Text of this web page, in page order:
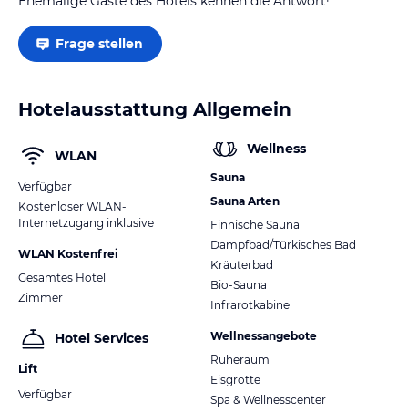
Frage stellen
Hotelausstattung Allgemein
WLAN
Verfügbar
Kostenloser WLAN-
Internetzugang inklusive
WLAN Kostenfrei
Gesamtes Hotel
Zimmer
Hotel Services
Lift
Verfügbar
Wellness
Sauna
Sauna Arten
Finnische Sauna
Dampfbad/Türkisches Bad
Kräuterbad
Bio-Sauna
Infrarotkabine
Wellnessangebote
Ruheraum
Eisgrotte
Spa & Wellnesscenter